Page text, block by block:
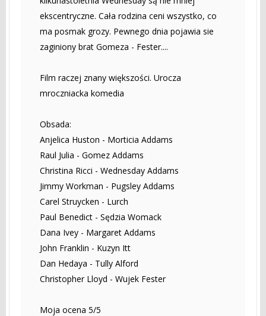
ekscentryczne. Cała rodzina ceni wszystko, co
ma posmak grozy. Pewnego dnia pojawia sie
zaginiony brat Gomeza - Fester....
Film raczej znany większości. Urocza
mroczniacka komedia
Obsada:
Anjelica Huston - Morticia Addams
Raul Julia - Gomez Addams
Christina Ricci - Wednesday Addams
Jimmy Workman - Pugsley Addams
Carel Struycken - Lurch
Paul Benedict - Sędzia Womack
Dana Ivey - Margaret Addams
John Franklin - Kuzyn Itt
Dan Hedaya - Tully Alford
Christopher Lloyd - Wujek Fester
Moja ocena 5/5